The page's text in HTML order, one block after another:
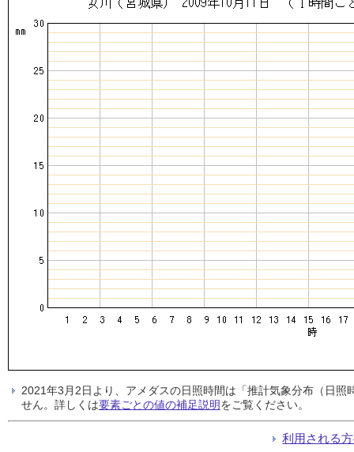
2021年3月2日より、アメダスの日照時間は「推計気象分布（日
せん。詳しくは要素ごとの値の補足説明をご覧ください。
利用される